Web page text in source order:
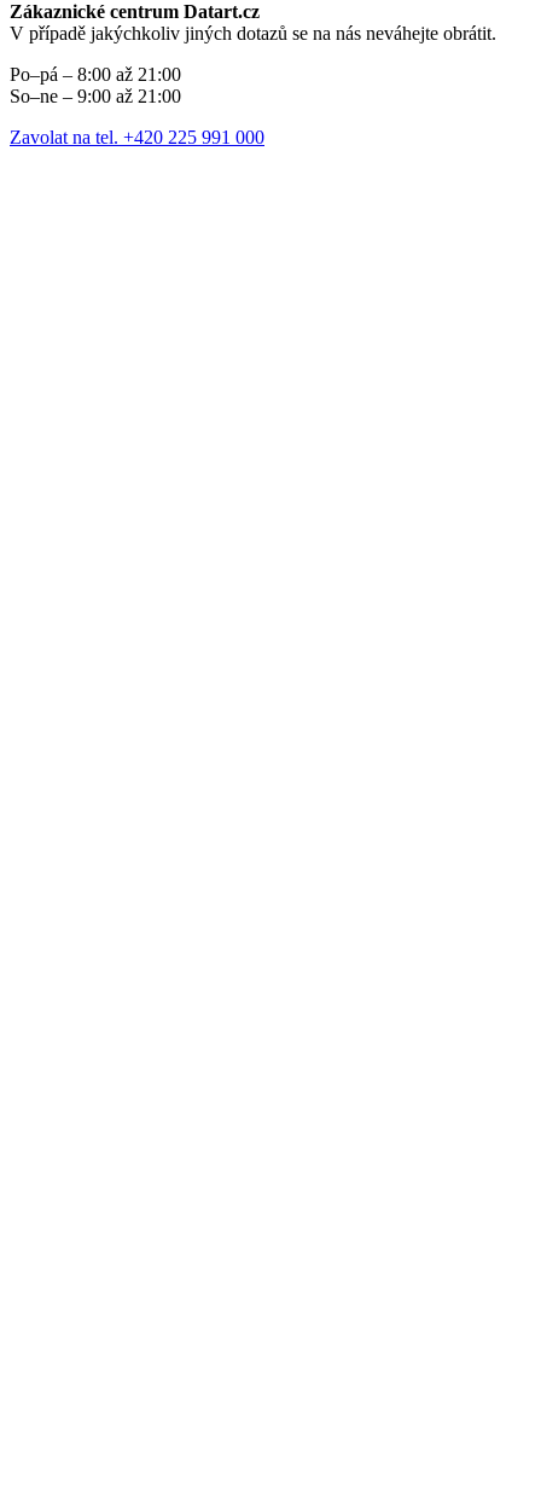
Zákaznické centrum Datart.cz
V případě jakýchkoliv jiných dotazů se na nás neváhejte obrátit.
Po–pá – 8:00 až 21:00
So–ne – 9:00 až 21:00
Zavolat na tel. +420 225 991 000